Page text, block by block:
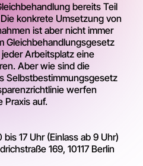
bereits Teil
konkrete Umsetzung von
ist aber nicht immer
Gleichbehandlungsgesetz
Arbeitsplatz eine
Aber wie sind die
Selbstbestimmungsgesetz
werfen
Praxis auf.
17 Uhr (Einlass ab 9 Uhr)
169, 10117 Berlin